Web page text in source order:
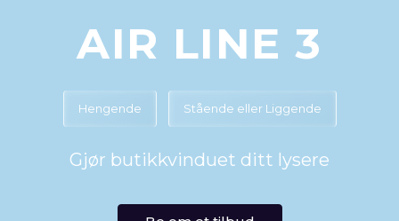
AIR LINE 3
Hengende Stående eller Liggende
Gjør butikkvinduet ditt lysere